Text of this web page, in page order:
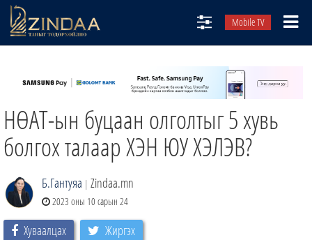
Mobile TV
ТВ8
ӨГЛӨӨНИЙ СОНИН
НӨАТ-ын буцаан олголтыг 5 хувь
болгох талаар ХЭН ЮУ ХЭЛЭВ?
Б.Гантуяа | Zindaa.mn
2023 оны 10 сарын 24
Хуваалцах Жиргэх